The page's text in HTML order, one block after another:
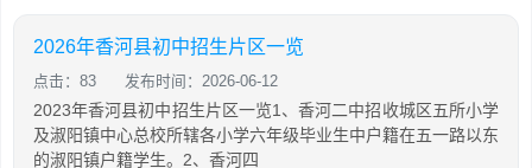
2026年香河县初中招生片区一览
点击：83 发布时间：2026-06-12
2023年香河县初中招生片区一览1、香河二中招收城区五所小学
及淑阳镇中心总校所辖各小学六年级毕业生中户籍在五一路以东
的淑阳镇户籍学生。2、香河四